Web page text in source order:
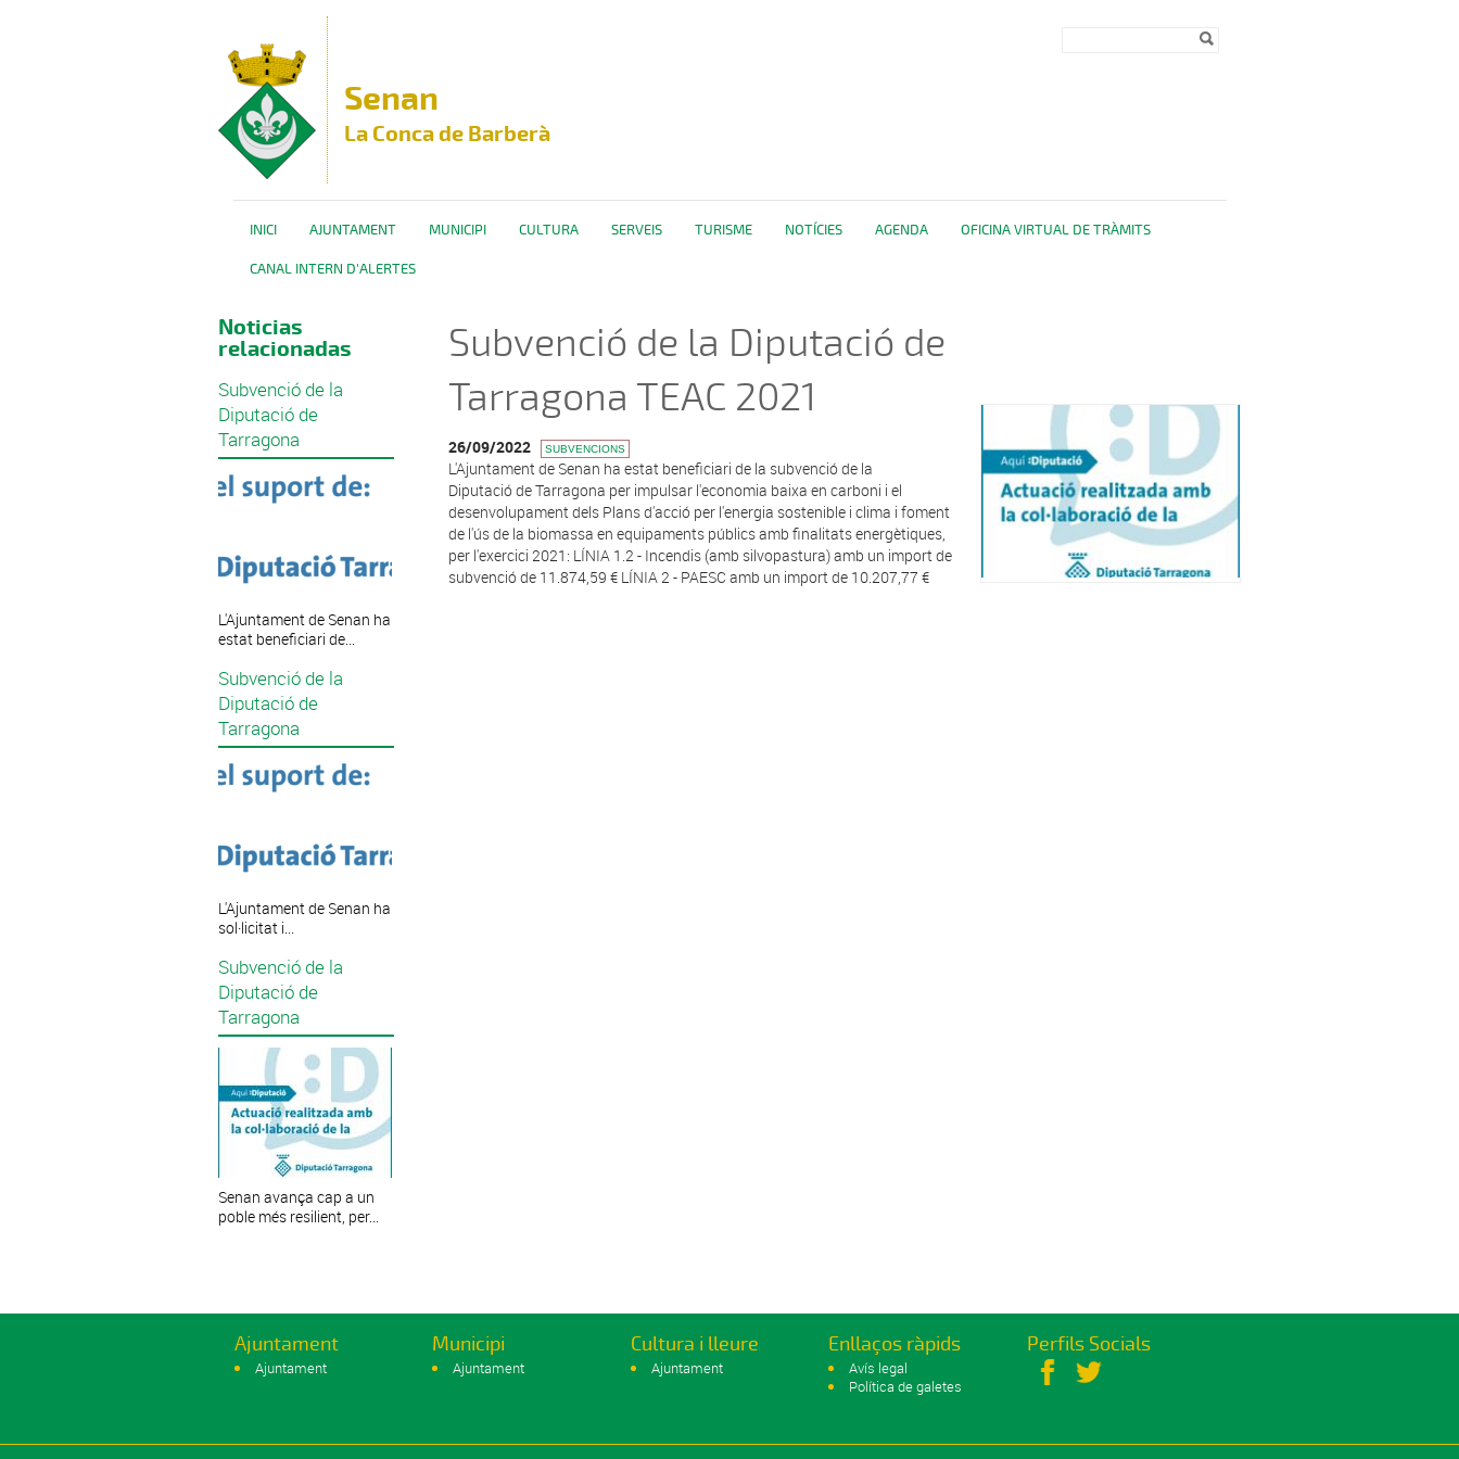
Senan
La Conca de Barberà
INICI AJUNTAMENT MUNICIPI CULTURA SERVEIS TURISME NOTÍCIES AGENDA OFICINA VIRTUAL DE TRÀMITS
CANAL INTERN D'ALERTES
Noticias
relacionadas
Subvenció de la
Diputació de
Tarragona
L'Ajuntament de Senan ha
estat beneficiari de...
Subvenció de la
Diputació de
Tarragona
L'Ajuntament de Senan ha
sol·licitat i...
Subvenció de la
Diputació de
Tarragona
Senan avança cap a un
poble més resilient, per...
Subvenció de la Diputació de
Tarragona TEAC 2021
26/09/2022 SUBVENCIONS
L'Ajuntament de Senan ha estat beneficiari de la subvenció de la
Diputació de Tarragona per impulsar l'economia baixa en carboni i el
desenvolupament dels Plans d'acció per l'energia sostenible i clima i foment
de l'ús de la biomassa en equipaments públics amb finalitats energètiques,
per l'exercici 2021: LÍNIA 1.2 - Incendis (amb silvopastura) amb un import de
subvenció de 11.874,59 € LÍNIA 2 - PAESC amb un import de 10.207,77 €
Ajuntament
Ajuntament
Municipi
Ajuntament
Cultura i lleure
Ajuntament
Enllaços ràpids
Avís legal
Política de galetes
Perfils Socials